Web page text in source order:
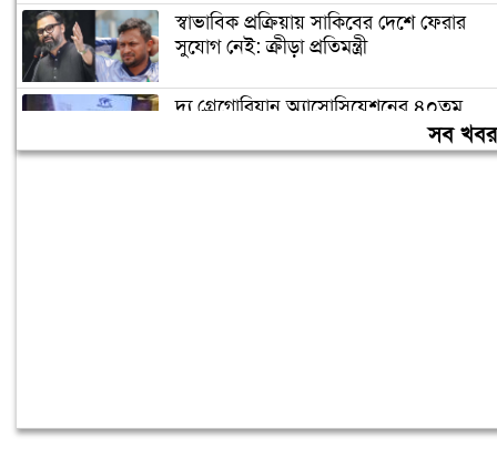
স্বাভাবিক প্রক্রিয়ায় সাকিবের দেশে ফেরার
সুযোগ নেই: ক্রীড়া প্রতিমন্ত্রী
দ্য গ্রেগোরিয়ান অ্যাসোসিয়েশনের ৪০তম
সব